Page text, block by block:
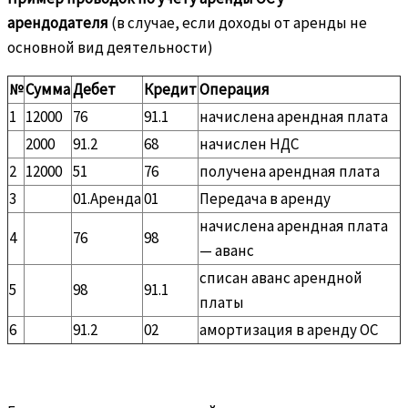
арендодателя (в случае, если доходы от аренды не
основной вид деятельности)
№СуммаДебет КредитОперация
1 12000 76 91.1
начислена арендная плата
2000
91.2 68
начислен НДС
2 12000 51 76
получена арендная плата
3
01.Аренда01
Передача в аренду
4
76 98
начислена арендная плата
— аванс
5
98 91.1
списан аванс арендной
платы
6
91.2 02 амортизация в аренду ОС